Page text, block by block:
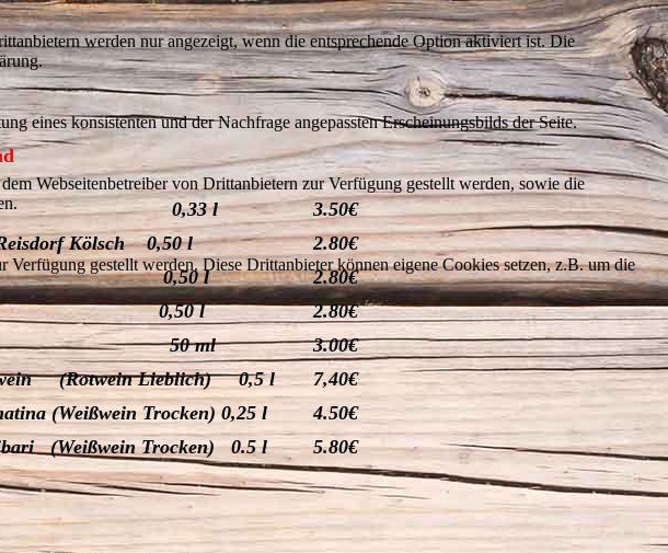
Bier 0,33 l
3.50€
Kölsch 0,50 l
2.80€
Früh 0,50 l
2.80€
Pils 0,50 l
2.80€
50 ml
3.00€
(Rotwein Lieblich) 0,5 l
7,40€
(Weißwein Trocken) 0,25 l
4.50€
(Weißwein Trocken) 0.5 l
5.80€
werden nur angezeigt, wenn die entsprechende Option aktiviert ist. Die
eines konsistenten und der Nachfrage angepassten Erscheinungsbilds der Seite.
Webseitenbetreiber von Drittanbietern zur Verfügung gestellt werden, sowie die
gestellt werden. Diese Drittanbieter können eigene Cookies setzen, z.B. um die